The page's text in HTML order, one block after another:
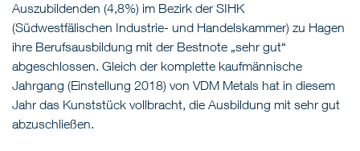
Auszubildenden (4,8%) im Bezirk der SIHK
(Südwestfälischen Industrie- und Handelskammer) zu Hagen
ihre Berufsausbildung mit der Bestnote „sehr gut“
abgeschlossen. Gleich der komplette kaufmännische
Jahrgang (Einstellung 2018) von VDM Metals hat in diesem
Jahr das Kunststück vollbracht, die Ausbildung mit sehr gut
abzuschließen.